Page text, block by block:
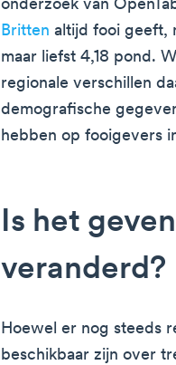
onderzoek van
Britten altijd fooi geeft,
maar liefst 4,18 pond.
regionale verschillen
demografische
hebben op fooigevers
Is het
veranderd?
Hoewel er nog steeds
beschikbaar zijn over